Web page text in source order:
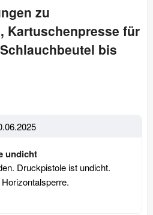
zu
Kartuschenpresse für
bis
undicht
Druckpistole ist undicht.